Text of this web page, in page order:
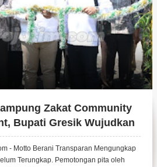
Zakat Community
Bupati Gresik Wujudkan
masyarakat dan
pengangguran.
- Motto Berani Transparan Mengungkap
Terungkap. Pemotongan pita oleh